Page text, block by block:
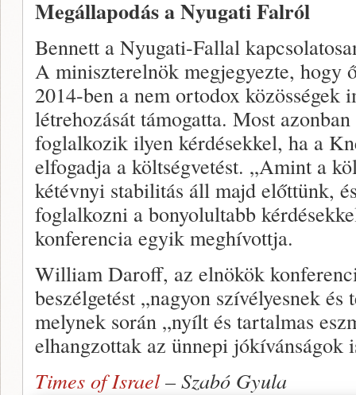
Megállapodás a Nyugati Falról
Bennett a Nyugati-Fallal
A miniszterelnök megjegyezte, hogy
2014-ben a nem ortodox közösségek
létrehozását támogatta. Most
foglalkozik ilyen kérdésekkel, ha a
elfogadja a költségvetést. „Amint a
kétévnyi stabilitás áll majd előttünk,
foglalkozni a bonyolultabb
konferencia egyik meghívottja.
William Daroff, az elnökök
beszélgetést „nagyon szívélyesnek és
melynek során „nyílt és tartalmas
elhangzottak az ünnepi jókívánságok
Times of Israel– Szabó Gyula